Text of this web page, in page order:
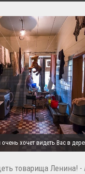
хочет видеть Вас в
товарища Ленина!